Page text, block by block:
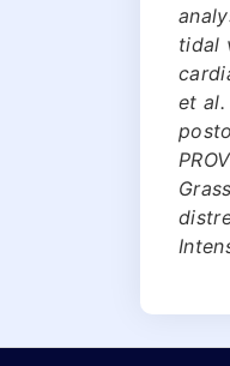
tidal
et